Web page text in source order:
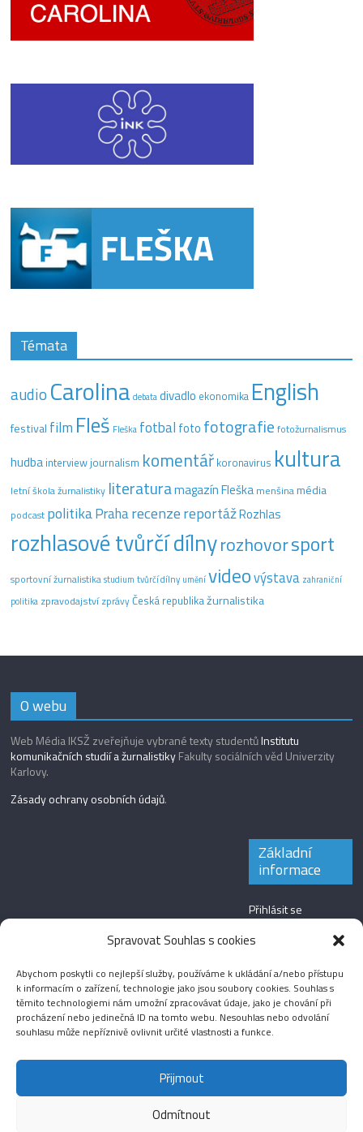
Spravovat Souhlas s cookies
Abychom poskytli co nejlepší služby, používáme k ukládání a/nebo přístupu
k informacím o zařízení, technologie jako jsou soubory cookies. Souhlas s
těmito technologiemi nám umožní zpracovávat údaje, jako je chování při
procházení nebo jedinečná ID na tomto webu. Nesouhlas nebo odvolání
souhlasu může nepříznivě ovlivnit určité vlastnosti a funkce.
Přijmout
Odmítnout
Témata
audio Carolina debata divadlo ekonomika English
festival film Fleš Fleška fotbal foto fotografie fotožurnalismus
hudba interview journalism komentář koronavirus kultura
letní škola žurnalistiky literaturamagazín Fleška menšinamédia
podcast politikaPraharecenzereportážRozhlas
rozhlasové tvůrčí dílnyrozhovorsport
sportovní žurnalistika studium tvůrčí dílny uměnívideovýstava zahraniční
politika zpravodajstvízprávyČeská republikažurnalistika
O webu
Web Média IKSŽ zveřejňuje vybrané texty studentůInstitutu
komunikačních studií a žurnalistikyFakulty sociálních věd Univerzity
Karlovy.
Zásady ochrany osobních údajů.
Základní
informace
Přihlásit se
Zdroj kanálů
Kanál komentářů
Česká lokalizace
Fotografie Audio